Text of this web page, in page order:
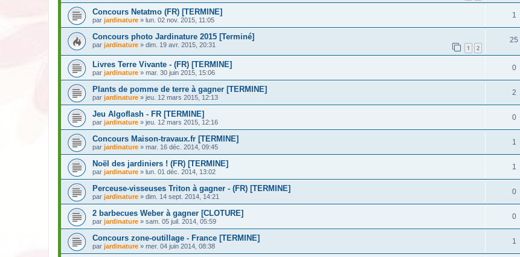
Concours Netatmo (FR) [TERMINE]
par jardinature » lun. 02 nov. 2015, 11:05
1
Concours photo Jardinature 2015 [Terminé]
par jardinature » dim. 19 avr. 2015, 20:31 1 2
25
Livres Terre Vivante - (FR) [TERMINE]
par jardinature » mar. 30 juin 2015, 15:06
0
Plants de pomme de terre à gagner [TERMINE]
par jardinature » jeu. 12 mars 2015, 12:13
2
Jeu Algoflash - FR [TERMINE]
par jardinature » jeu. 12 mars 2015, 12:16
0
Concours Maison-travaux.fr [TERMINE]
par jardinature » mar. 16 déc. 2014, 09:45
1
Noël des jardiniers ! (FR) [TERMINE]
par jardinature » lun. 01 déc. 2014, 13:02
1
Perceuse-visseuses Triton à gagner - (FR) [TERMINE]
par jardinature » dim. 14 sept. 2014, 14:21
0
2 barbecues Weber à gagner [CLOTURE]
par jardinature » sam. 05 juil. 2014, 05:59
0
Concours zone-outillage - France [TERMINE]
par jardinature » mer. 04 juin 2014, 08:38
1